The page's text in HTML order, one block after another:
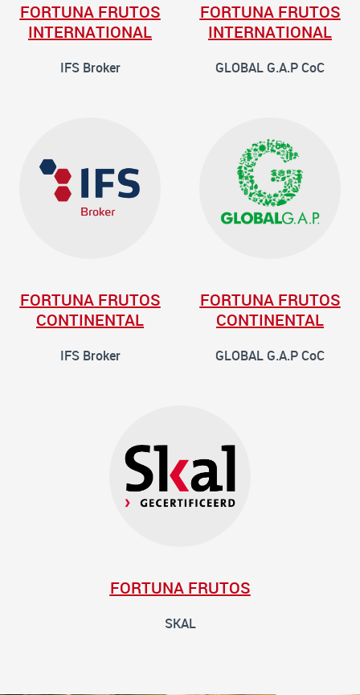
FORTUNA FRUTOS
INTERNATIONAL
IFS Broker
FORTUNA FRUTOS
INTERNATIONAL
GLOBAL G.A.P CoC
FORTUNA FRUTOS
CONTINENTAL
IFS Broker
FORTUNA FRUTOS
CONTINENTAL
GLOBAL G.A.P CoC
FORTUNA FRUTOS
SKAL